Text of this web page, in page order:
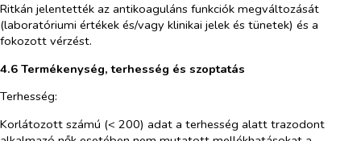
Ritkán jelentették az antikoaguláns funkciók megváltozását
(laboratóriumi értékek és/vagy klinikai jelek és tünetek) és a
fokozott vérzést.
4.6 Termékenység, terhesség és szoptatás
Terhesség:
Korlátozott számú (< 200) adat a terhesség alatt trazodont